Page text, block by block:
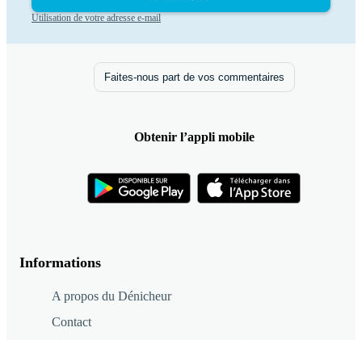
Utilisation de votre adresse e-mail
Informations
A propos du Dénicheur
Contact
Faites-nous part de vos commentaires
Obtenir l’appli mobile